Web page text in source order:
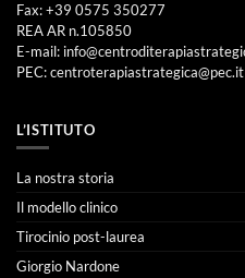
Fax: +39 0575 350277
REA AR n.105850
E-mail:
PEC:centroterapiastrategica@pec.it
L’ISTITUTO
La nostra storia
Il modello clinico
Tirocinio post-laurea
Giorgio Nardone